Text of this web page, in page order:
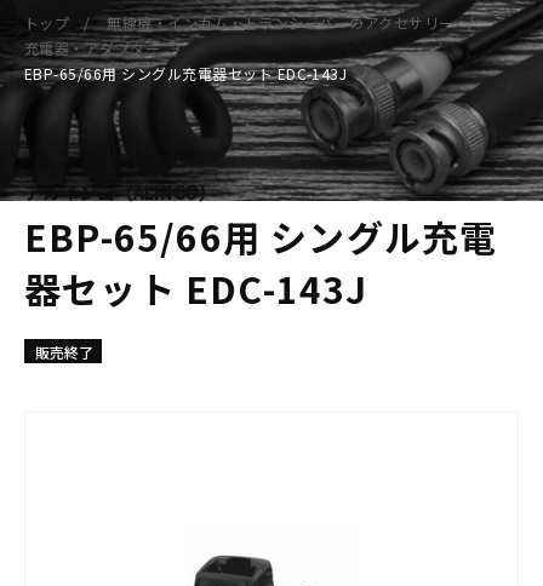
トップ
無線機・インカム・トランシーバーのアクセサリー
充電器・アダプター
EBP-65/66用 シングル充電器セット EDC-143J
アルインコ（ALINCO）
EBP-65/66用 シングル充電
器セット EDC-143J
販売終了